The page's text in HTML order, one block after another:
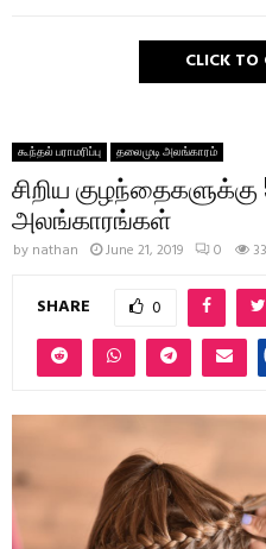
CLICK
கூந்தல் பராமரிப்பு தலைமுடி அலங்காரம்
சிறிய குழந்தைகளுக்கு
அலங்காரங்கள்
by nathan June 21, 2019 0
SHARE 0